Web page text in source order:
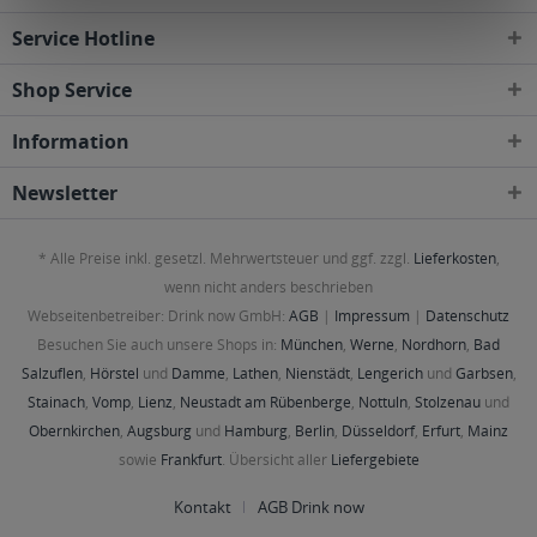
Service Hotline
Shop Service
Information
Newsletter
* Alle Preise inkl. gesetzl. Mehrwertsteuer und ggf. zzgl. Lieferkosten,
wenn nicht anders beschrieben
Webseitenbetreiber: Drink now GmbH: AGB | Impressum | Datenschutz
Besuchen Sie auch unsere Shops in: München, Werne, Nordhorn, Bad
Salzuflen, Hörstel und Damme, Lathen, Nienstädt, Lengerichund Garbsen,
Stainach, Vomp, Lienz, Neustadt am Rübenberge, Nottuln, Stolzenau und
Obernkirchen, Augsburg und Hamburg, Berlin, Düsseldorf, Erfurt, Mainz
sowie Frankfurt. Übersicht aller Liefergebiete
Kontakt AGB Drink now